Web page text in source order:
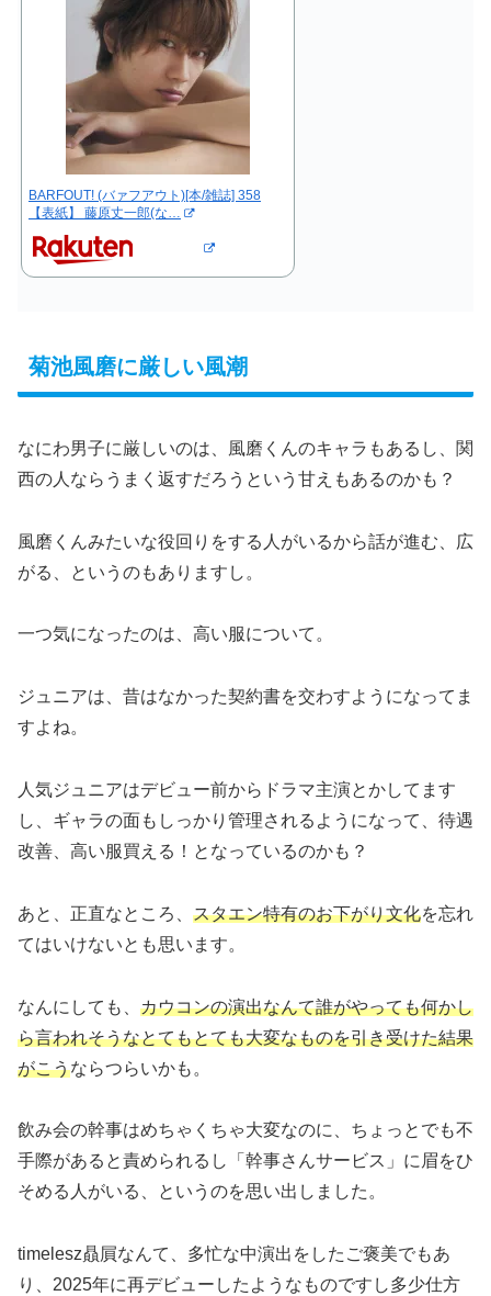
BARFOUT! (バァフアウト)[本/雑誌] 358
【表紙】 藤原丈一郎(な…
菊池風磨に厳しい風潮
なにわ男子に厳しいのは、風磨くんのキャラもあるし、関
西の人ならうまく返すだろうという甘えもあるのかも？
風磨くんみたいな役回りをする人がいるから話が進む、広
がる、というのもありますし。
一つ気になったのは、高い服について。
ジュニアは、昔はなかった契約書を交わすようになってま
すよね。
人気ジュニアはデビュー前からドラマ主演とかしてます
し、ギャラの面もしっかり管理されるようになって、待遇
改善、高い服買える！となっているのかも？
あと、正直なところ、 スタエン特有のお下がり文化を忘れ
てはいけないとも思います。
なんにしても、 カウコンの演出なんて誰がやっても何かし
ら言われそうなとてもとても大変なものを引き受けた結果
がこうならつらいかも。
飲み会の幹事はめちゃくちゃ大変なのに、ちょっとでも不
手際があると責められるし「幹事さんサービス」に眉をひ
そめる人がいる、というのを思い出しました。
timelesz贔屓なんて、多忙な中演出をしたご褒美でもあ
り、2025年に再デビューしたようなものですし多少仕方